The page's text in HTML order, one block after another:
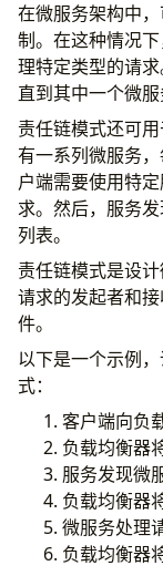
在微服务架构中
制。在这种情况
理特定类型的请
直到其中一个微服
责任链模式还可
有一系列微服务
户端需要使用特
求。然后，服务
列表。
责任链模式是设
请求的发起者和
件。
以下是一个示例
式：
客户端向负
负载均衡器
服务发现微
负载均衡器
微服务处理
负载均衡器